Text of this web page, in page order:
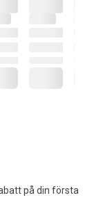
på din första